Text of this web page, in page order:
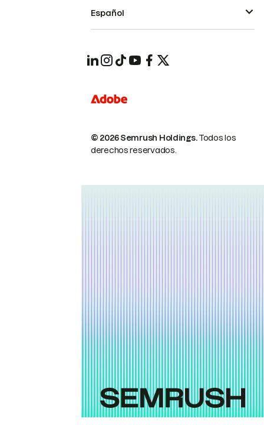
© 2026 Semrush Holdings.Todos los
derechos reservados.
Español